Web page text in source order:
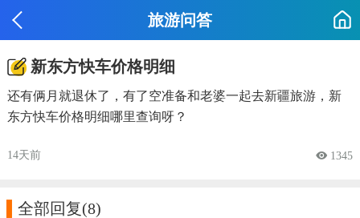
旅游问答
新东方快车价格明细
还有俩月就退休了，有了空准备和老婆一起去新疆旅游，新
东方快车价格明细哪里查询呀？
14天前  1345
全部回复(8)